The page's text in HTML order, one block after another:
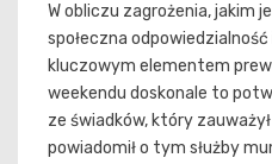
W obliczu zagrożenia, jakim
społeczna
kluczowym elementem
weekendu doskonale to
ze świadków, który
powiadomił o tym służby